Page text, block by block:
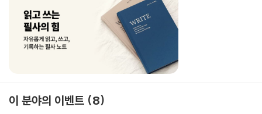
이 분야의 이벤트 8